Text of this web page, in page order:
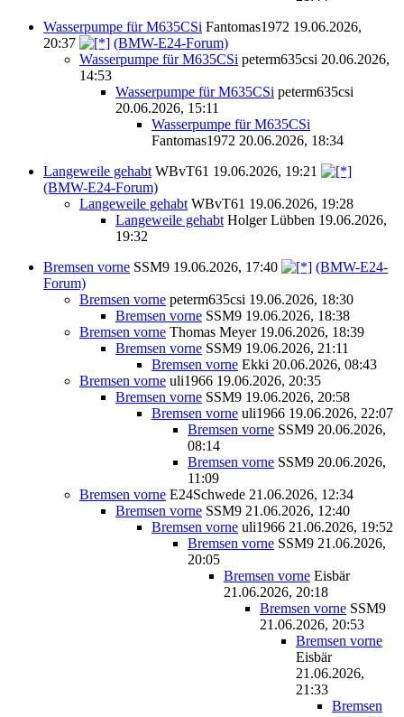
Wasserpumpe für M635CSi Fantomas1972 19.06.2026,
20:37
(BMW-E24-Forum)
Wasserpumpe für M635CSi peterm635csi 20.06.2026,
14:53
Wasserpumpe für M635CSi peterm635csi
20.06.2026, 15:11
Wasserpumpe für M635CSi
Fantomas1972 20.06.2026, 18:34
Langeweile gehabt WBvT61 19.06.2026, 19:21
(BMW-E24-Forum)
Langeweile gehabt WBvT61 19.06.2026, 19:28
Langeweile gehabt Holger Lübben 19.06.2026,
19:32
Bremsen vorne SSM9 19.06.2026, 17:40
(BMW-E24-
Forum)
Bremsen vorne peterm635csi 19.06.2026, 18:30
Bremsen vorne SSM9 19.06.2026, 18:38
Bremsen vorne Thomas Meyer 19.06.2026, 18:39
Bremsen vorne SSM9 19.06.2026, 21:11
Bremsen vorne Ekki 20.06.2026, 08:43
Bremsen vorne uli1966 19.06.2026, 20:35
Bremsen vorne SSM9 19.06.2026, 20:58
Bremsen vorne uli1966 19.06.2026, 22:07
Bremsen vorne SSM9 20.06.2026,
08:14
Bremsen vorne SSM9 20.06.2026,
11:09
Bremsen vorne E24Schwede 21.06.2026, 12:34
Bremsen vorne SSM9 21.06.2026, 12:40
Bremsen vorne uli1966 21.06.2026, 19:52
Bremsen vorne SSM9 21.06.2026,
20:05
Bremsen vorne Eisbär
21.06.2026, 20:18
Bremsen vorne SSM9
21.06.2026, 20:53
Bremsen vorne
Eisbär
21.06.2026,
21:33
Bremsen